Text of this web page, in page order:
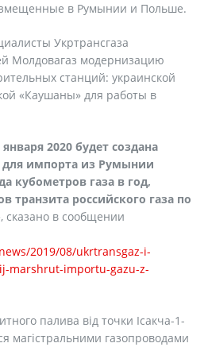
в Румынии и Польше.
Укртрансгаза
Молдовагаз модернизацию
станций: украинской
«Каушаны» для работы в
2020 будет создана
для импорта из Румынии
кубометров газа в год,
транзита российского газа по
сказано в сообщении
2019/08/ukrtransgaz-i-
marshrut-importu-gazu-z-
палива від точки Ісакча-1-
магістральними газопроводами